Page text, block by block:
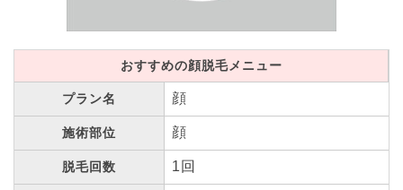
おすすめの顔脱毛メニュー
プラン名 顔
施術部位 顔
脱毛回数 1回